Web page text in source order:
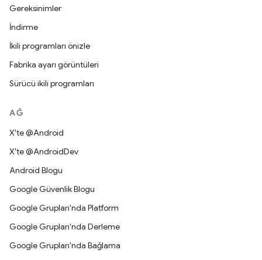
Gereksinimler
İndirme
İkili programları önizle
Fabrika ayarı görüntüleri
Sürücü ikili programları
AĞ
X'te @Android
X'te @AndroidDev
Android Blogu
Google Güvenlik Blogu
Google Grupları'nda Platform
Google Grupları'nda Derleme
Google Grupları'nda Bağlama